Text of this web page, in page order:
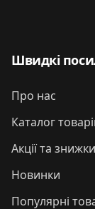
Швидкі
Про нас
Каталог
Акції та знижки
Новинки
Популярні